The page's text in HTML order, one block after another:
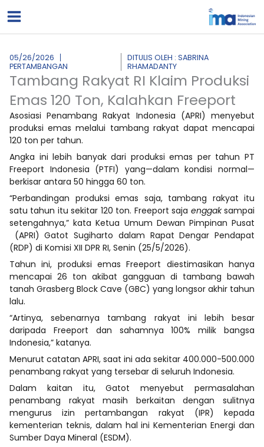
ke
05/26/2026
PERTAMBANGAN
DITULIS OLEH : SABRINA
RHAMADANTY
Tambang Rakyat RI Klaim Produksi
Emas 120 Ton, Kalahkan Freeport
Asosiasi Penambang Rakyat Indonesia (APRI) menyebut
produksi emas melalui tambang rakyat dapat mencapai
120 ton per tahun.
Angka ini lebih banyak dari produksi emas per tahun PT
Freeport Indonesia (PTFI) yang—dalam kondisi normal—
berkisar antara 50 hingga 60 ton.
“Perbandingan produksi emas saja, tambang rakyat itu
satu tahun itu sekitar 120 ton. Freeport saja enggaksampai
setengahnya,” kata Ketua Umum Dewan Pimpinan Pusat
(APRI) Gatot Sugiharto dalam Rapat Dengar Pendapat
(RDP) di Komisi XII DPR RI, Senin (25/5/2026).
Tahun ini, produksi emas Freeport diestimasikan hanya
mencapai 26 ton akibat gangguan di tambang bawah
tanah Grasberg Block Cave (GBC) yang longsor akhir tahun
lalu.
“Artinya, sebenarnya tambang rakyat ini lebih besar
daripada Freeport dan sahamnya 100% milik bangsa
Indonesia,” katanya.
Menurut catatan APRI, saat ini ada sekitar 400.000-500.000
penambang rakyat yang tersebar di seluruh Indonesia.
Dalam kaitan itu, Gatot menyebut permasalahan
penambang rakyat masih berkaitan dengan sulitnya
mengurus izin pertambangan rakyat (IPR) kepada
kementerian teknis, dalam hal ini Kementerian Energi dan
Sumber Daya Mineral (ESDM).